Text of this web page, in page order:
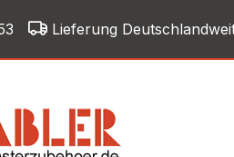
Lieferung